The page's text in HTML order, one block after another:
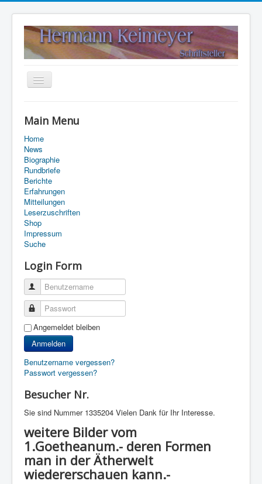
Navigation
Suche
Main Menu
Home
News
Biographie
Rundbriefe
Berichte
Erfahrungen
Mitteilungen
Leserzuschriften
Shop
Impressum
Suche
Login Form
Benutzername
Passwort
Angemeldet bleiben
Anmelden
Benutzername vergessen?
Passwort vergessen?
Besucher Nr.
Sie sind Nummer 1335204 Vielen Dank für Ihr Interesse.
weitere Bilder vom
1.Goetheanum.- deren Formen
man in der Ätherwelt
wiedererschauen kann.-